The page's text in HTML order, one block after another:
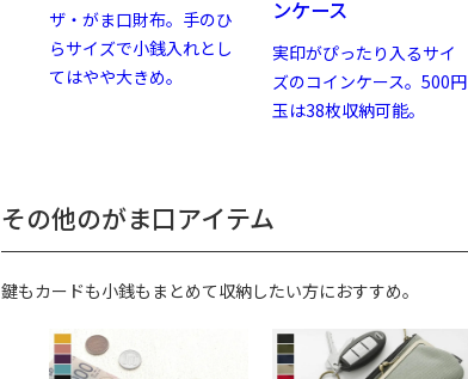
ザ・がま口財布。手のひ
らサイズで小銭入れとし
てはやや大きめ。
ンケース
実印がぴったり入るサイ
ズのコインケース。500円
玉は38枚収納可能。
その他のがま口アイテム
鍵もカードも小銭もまとめて収納したい方におすすめ。